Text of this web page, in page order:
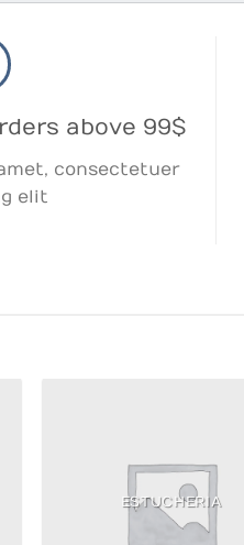
above 99$
consectetuer
elit
ESTUCHERIA